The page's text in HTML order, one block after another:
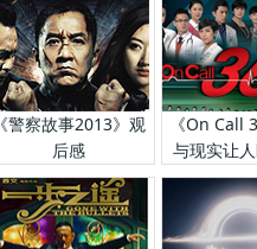
《警察故事2013》观
后感
《On Call
与现实让